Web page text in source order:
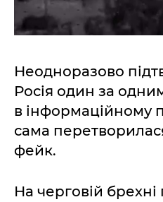
Неодноразово
Росія один за
в інформаційному
сама
фейк.
На черговій брехні